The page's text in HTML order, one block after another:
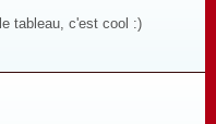
tableau, c'est cool :)